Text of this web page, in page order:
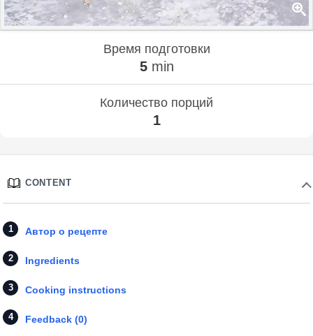
Время подготовки
5min
Количество порций
1
CONTENT
Автор о рецепте
Ingredients
Cooking instructions
Feedback (0)